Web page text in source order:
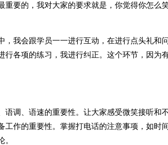
要的，我对大家的要求就是，你觉得你怎么
我会跟学员一一进行互动，在进行点头礼和
各项的练习，我进行纠正。这个环节，因为
调、语速的重要性。让大家感受微笑接听和
作的重要性。掌握打电话的注意事项，如时